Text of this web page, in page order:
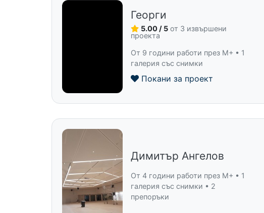
Георги
5.00 / 5 от 3 извършени
проекта
От 9 години работи през M+ • 1
галерия със снимки
Покани за проект
Димитър Ангелов
От 4 години работи през M+ • 1
галерия със снимки • 2
препоръки